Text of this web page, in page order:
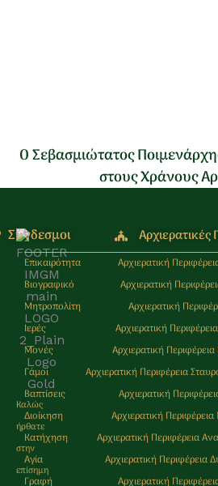
Ο Σεβασμιώτατος
στους Χράνους
Καλώς
ήρθατε
στην
επίσημη
Σύνδεσμοι
Επικαιρότητα
Βιογραφικό
Μητροπολίτη
Ιερές
Μονές
Γάμοι
Βαπτίσεις
Διοίκηση
Κατήχηση
Αγία
Γραφή
Αρχιερατικές
Αρχιερατική
Αρχιερατική
Αρχιερατική
Αρχιερατική
Αρχιερατική
Αρχιερατική Περιφέρεια
Αρχιερατική
Αρχιερατική
Αρχιερατική Περιφέρεια
Αρχιερατική Περιφέρεια
Αρχιερατική